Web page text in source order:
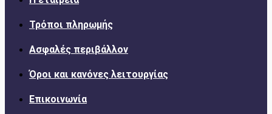
Τρόποι πληρωμής
Ασφαλές περιβάλλον
Όροι και κανόνες λειτουργίας
Επικοινωνία